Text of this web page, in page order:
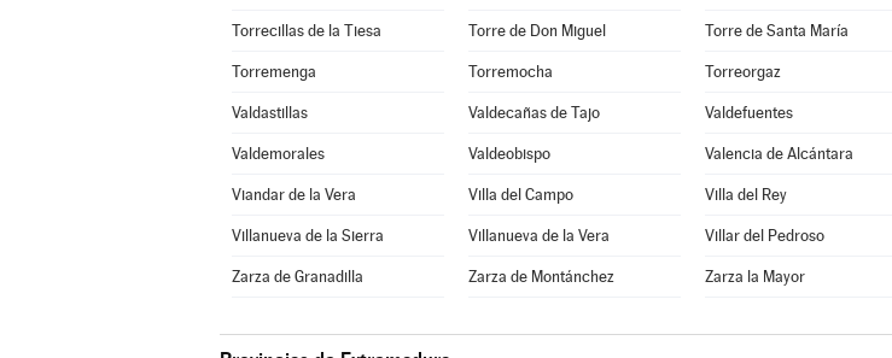
Torrecillas de la Tiesa Torre de Don Miguel Torre de Santa María
Torremenga Torremocha Torreorgaz
Valdastillas Valdecañas de Tajo Valdefuentes
Valdemorales Valdeobispo Valencia de Alcántara
Viandar de la Vera Villa del Campo Villa del Rey
Villanueva de la Sierra Villanueva de la Vera Villar del Pedroso
Zarza de Granadilla Zarza de Montánchez Zarza la Mayor